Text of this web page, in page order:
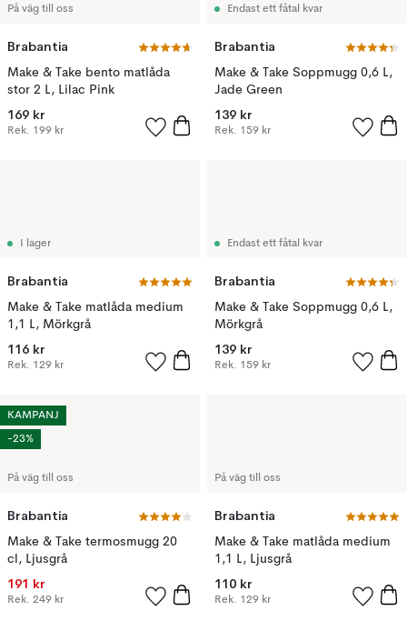
På väg till oss
Brabantia
Make & Take bento matlåda
stor 2 L, Lilac Pink
169 kr
Rek. 199 kr
Endast ett fåtal kvar
Brabantia
Make & Take Soppmugg 0,6 L,
Jade Green
139 kr
Rek. 159 kr
I lager
Brabantia
Make & Take matlåda medium
1,1 L, Mörkgrå
116 kr
Rek. 129 kr
Endast ett fåtal kvar
Brabantia
Make & Take Soppmugg 0,6 L,
Mörkgrå
139 kr
Rek. 159 kr
På väg till oss
Brabantia
Make & Take termosmugg 20
cl, Ljusgrå
191 kr
Rek. 249 kr
KAMPANJ
-23%
På väg till oss
Brabantia
Make & Take matlåda medium
1,1 L, Ljusgrå
110 kr
Rek. 129 kr